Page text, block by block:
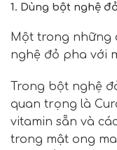
1. Dùng bột nghệ
Một trong những
nghệ đỏ pha với
Trong bột nghệ
quan trọng là
vitamin sẵn và
trong mật ong